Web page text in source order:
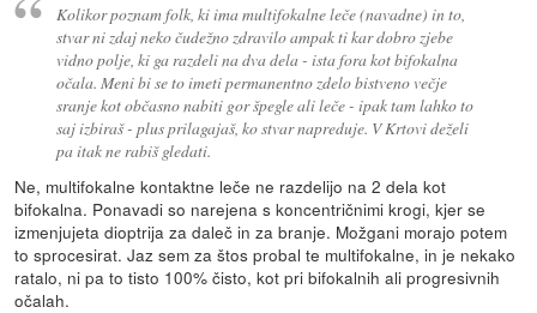
Kolikor poznam folk, ki ima multifokalne leče (navadne) in to,
stvar ni zdaj neko čudežno zdravilo ampak ti kar dobro zjebe
vidno polje, ki ga razdeli na dva dela - ista fora kot bifokalna
očala. Meni bi se to imeti permanentno zdelo bistveno večje
sranje kot občasno nabiti gor špegle ali leče - ipak tam lahko to
saj izbiraš - plus prilagajaš, ko stvar napreduje. V Krtovi deželi
pa itak ne rabiš gledati.
Ne, multifokalne kontaktne leče ne razdelijo na 2 dela kot
bifokalna. Ponavadi so narejena s koncentričnimi krogi, kjer se
izmenjujeta dioptrija za daleč in za branje. Možgani morajo potem
to sprocesirat. Jaz sem za štos probal te multifokalne, in je nekako
ratalo, ni pa to tisto 100% čisto, kot pri bifokalnih ali progresivnih
očalah.